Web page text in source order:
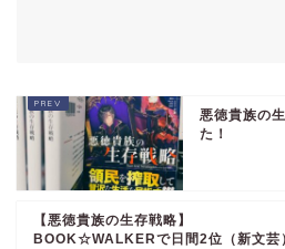
悪徳貴族の
た！
【悪徳貴族の生存戦略】
BOOK☆WALKERで日間2位（新文芸